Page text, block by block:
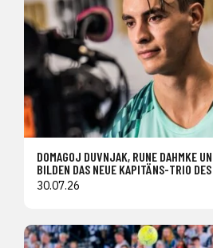
DOMAGOJ DUVNJAK, RUNE DAHMKE
BILDEN DAS NEUE KAPITÄNS-TRIO
30.07.26